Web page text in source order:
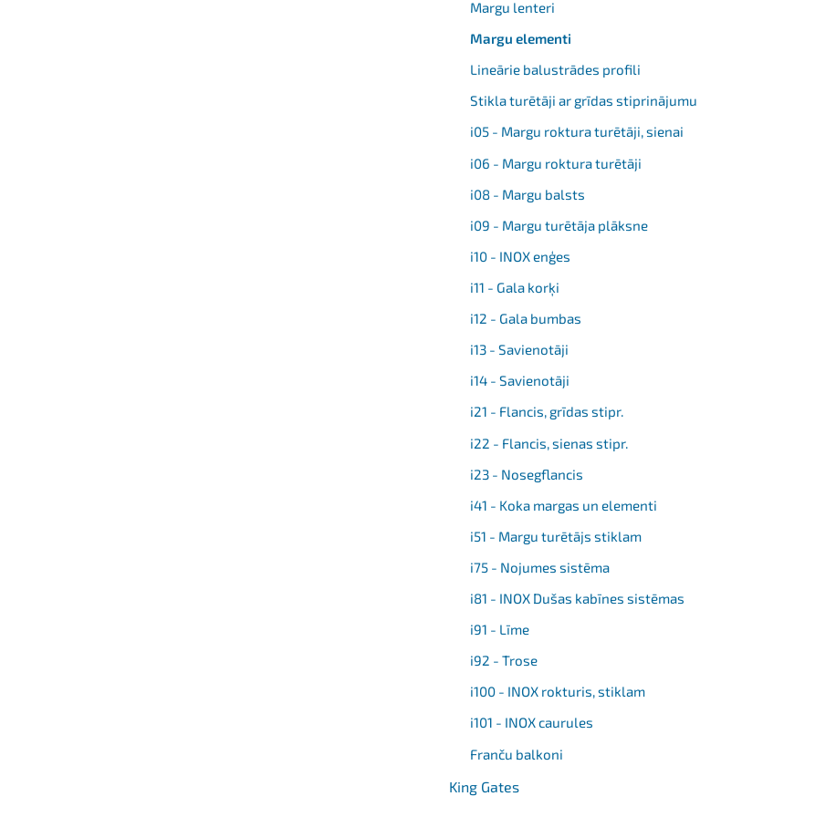
Margu lenteri
Margu elementi
Lineārie balustrādes profili
Stikla turētāji ar grīdas stiprinājumu
i05 - Margu roktura turētāji, sienai
i06 - Margu roktura turētāji
i08 - Margu balsts
i09 - Margu turētāja plāksne
i10 - INOX enģes
i11 - Gala korķi
i12 - Gala bumbas
i13 - Savienotāji
i14 - Savienotāji
i21 - Flancis, grīdas stipr.
i22 - Flancis, sienas stipr.
i23 - Nosegflancis
i41 - Koka margas un elementi
i51 - Margu turētājs stiklam
i75 - Nojumes sistēma
i81 - INOX Dušas kabīnes sistēmas
i91 - Līme
i92 - Trose
i100 - INOX rokturis, stiklam
i101 - INOX caurules
Franču balkoni
King Gates